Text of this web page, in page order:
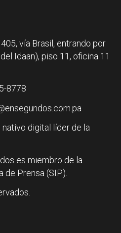
vía Brasil, entrando por
Idaan), piso 11, oficina 11
8778
nativo digital líder de la
es miembro de la
de Prensa (SIP).